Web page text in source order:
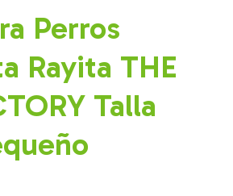
Perros
Rayita THE
Talla